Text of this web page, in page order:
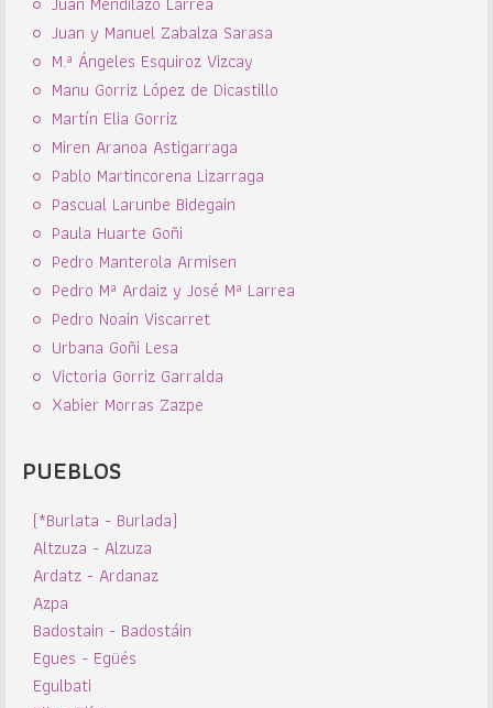
Juan y Manuel Zabalza Sarasa
M.ª Ángeles Esquiroz Vizcay
Manu Gorriz López de Dicastillo
Martín Elia Gorriz
Miren Aranoa Astigarraga
Pablo Martincorena Lizarraga
Pascual Larunbe Bidegain
Paula Huarte Goñi
Pedro Manterola Armisen
Pedro Mª Ardaiz y José Mª Larrea
Pedro Noain Viscarret
Urbana Goñi Lesa
Victoria Gorriz Garralda
Xabier Morras Zazpe
PUEBLOS
(*Burlata - Burlada)
Altzuza - Alzuza
Ardatz - Ardanaz
Azpa
Badostain - Badostáin
Egues - Egüés
Egulbati